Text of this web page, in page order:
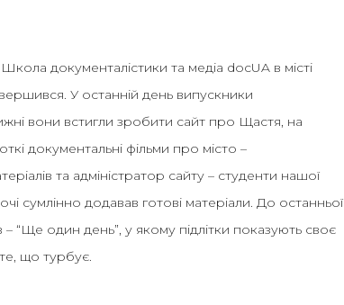
документалістики та медіа docUA в місті
У останній день випускники
вони встигли зробити сайт про Щастя, на
документальні фільми про місто –
та адміністратор сайту – студенти нашої
сумлінно додавав готові матеріали. До останньої
– “Ще один день”, у якому підлітки показують своє
що турбує.